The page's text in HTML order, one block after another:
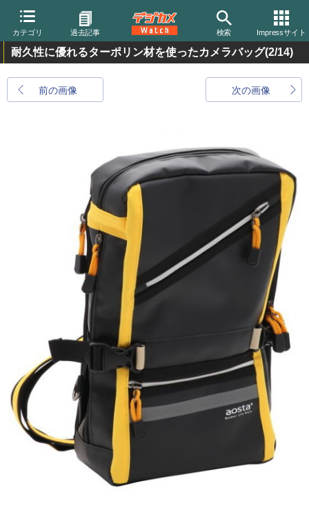
カテゴリ 過去記事 検索 Impressサイト
耐久性に優れるターポリン材を使ったカメラバッグ(2/14)
前の画像 次の画像